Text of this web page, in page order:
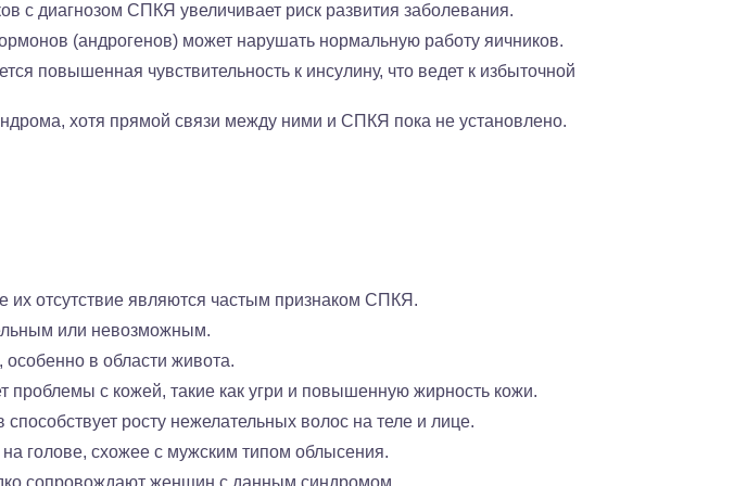
с диагнозом СПКЯ увеличивает риск развития заболевания.
(андрогенов) может нарушать нормальную работу яичников.
повышенная чувствительность к инсулину, что ведет к избыточной
хотя прямой связи между ними и СПКЯ пока не установлено.
их отсутствие являются частым признаком СПКЯ.
или невозможным.
в области живота.
проблемы с кожей, такие как угри и повышенную жирность кожи.
росту нежелательных волос на теле и лице.
голове, схожее с мужским типом облысения.
сопровождают женщин с данным синдромом.